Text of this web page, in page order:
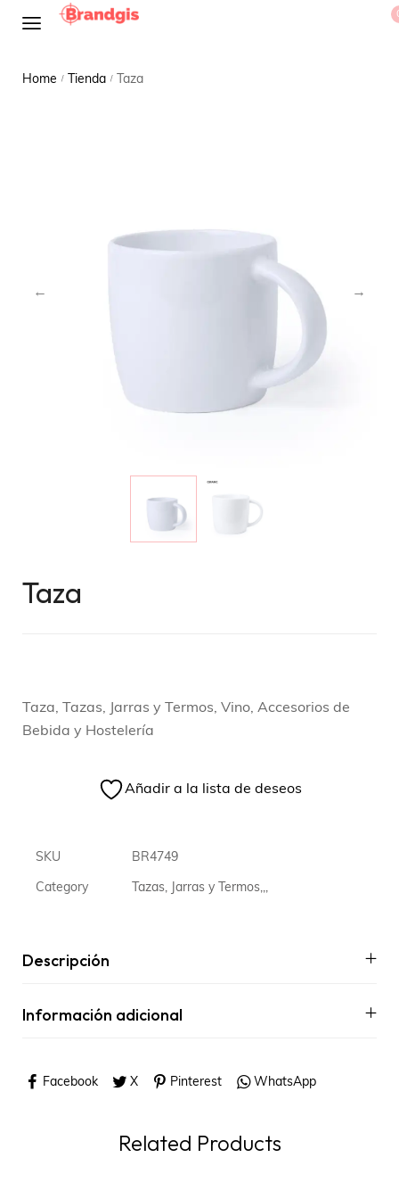
Home / Tienda / Taza
Taza
Taza, Tazas, Jarras y Termos, Vino, Accesorios de
Bebida y Hostelería
Añadir a la lista de deseos
SKU BR4749
Category Tazas, Jarras y Termos,,,
Descripción
Información adicional
Facebook X Pinterest WhatsApp
Related Products